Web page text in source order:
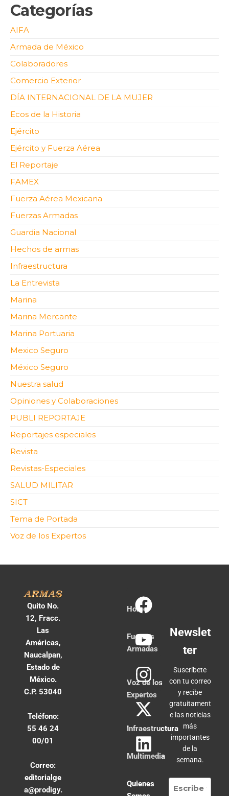
Categorías
AIFA
Armada de México
Colaboradores
Comercio Exterior
DÍA INTERNACIONAL DE LA MUJER
Ecos de la Historia
Ejército
Ejército y Fuerza Aérea
El Reportaje
FAMEX
Fuerza Aérea Mexicana
Fuerzas Armadas
Guardia Nacional
Hechos de armas
Infraestructura
La Entrevista
Marina
Marina Mercante
Marina Portuaria
Mexico Seguro
México Seguro
Nuestra salud
Opiniones y Colaboraciones
PUBLI REPORTAJE
Reportajes especiales
Revista
Revistas-Especiales
SALUD MILITAR
SICT
Tema de Portada
Voz de los Expertos
Quito No.
12, Fracc.
Las
Américas,
Naucalpan,
Estado de
México.
C.P. 53040
Teléfono:
55 46 24
00/01
Correo:
editorialge
a@prodigy.
Home
Fuerzas
Armadas
Voz de los
Expertos
Infraestructura
Multimedia
Quienes
Newslet
ter
Suscríbete
con tu correo
y recibe
gratuitament
e las noticias
más
importantes
de la
semana.